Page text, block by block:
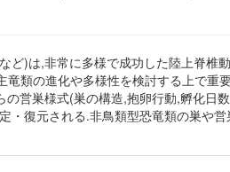
ど)は,非常に多様で成功した陸上脊
類の進化や多様性を検討する上で
営巣様式(巣の構造,抱卵行動,孵化日
・復元される.非鳥類型恐竜類の巣や